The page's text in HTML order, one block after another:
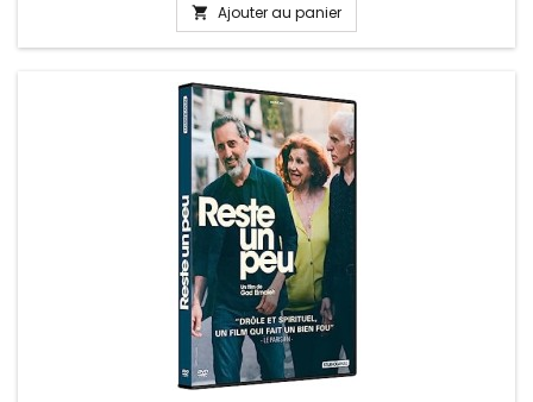
 Ajouter au panier